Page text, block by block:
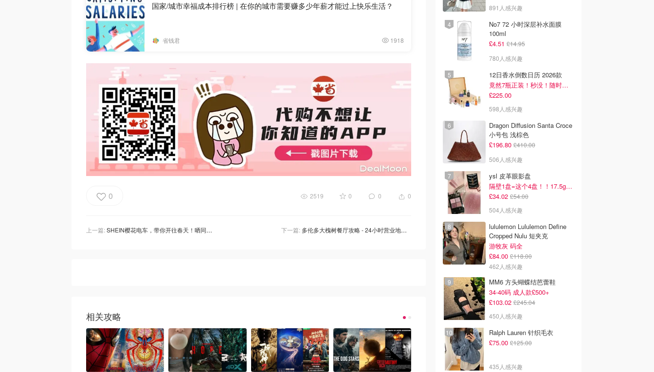
国家/城市幸福成本排行榜 | 在你的城市需要赚多少年薪才能过上快乐生活？
省钱君 1918
0 2519 0 0 0
上一篇:SHEIN樱花电车，带你开往春天！晒同款购物车，赢$150春季衣橱购物卡！ 下一篇: 多伦多大槐树餐厅攻略 - 24小时营业地址、特色拉面、菜单推荐!
相关攻略
891人感兴趣
No7 72 小时深层补水面膜
100ml
£4.51 £14.95
780人感兴趣
12日香水倒数日历 2026款
竟然7瓶正装！秒没！随时补货蹲！！！
£225.00
598人感兴趣
Dragon Diffusion Santa Croce
小号包 浅棕色
£196.80 £410.00
506人感兴趣
ysl 皮革眼影盘
隔壁1盘=这个4盘！！17.5g超级大克重
£34.02 £54.00
504人感兴趣
lululemon Lululemon Define
Cropped Nulu 短夹克
游牧灰 码全
£84.00 £118.00
462人感兴趣
MM6 方头蝴蝶结芭蕾鞋
34-40码 成人款£500+
£103.02 £245.04
450人感兴趣
Ralph Lauren 针织毛衣
£75.00 £125.00
435人感兴趣